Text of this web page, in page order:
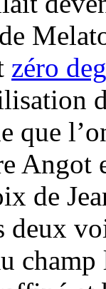
de
zéro
que
de
deux